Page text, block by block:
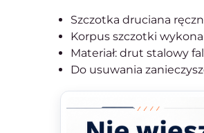
Szczotka druciana
Korpus szczotki
Materiał: drut stalowy
Do usuwania